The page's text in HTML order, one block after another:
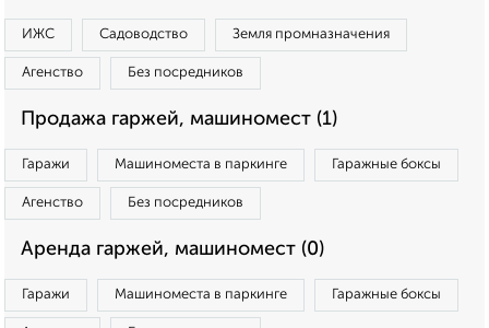
ИЖС Садоводство Земля промназначения
Агенство Без посредников
Продажа гаржей, машиномест (1)
Гаражи Машиноместа в паркинге Гаражные боксы
Агенство Без посредников
Аренда гаржей, машиномест (0)
Гаражи Машиноместа в паркинге Гаражные боксы